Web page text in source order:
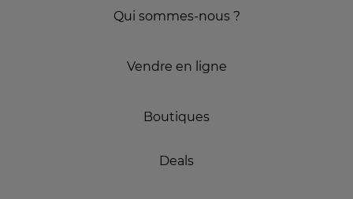
Qui sommes-nous ?
Vendre en ligne
Boutiques
Deals